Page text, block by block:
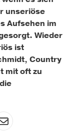
unseriöse
Aufsehen im
Wieder
ist
Country
mit oft zu